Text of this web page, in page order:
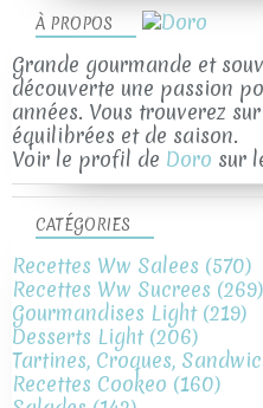
À PROPOS
Grande gourmande et
découverte une passion
années. Vous trouverez
équilibrées et de saison.
Voir le profil de Doro sur
CATÉGORIES
Recettes Ww Salees (570)
Recettes Ww Sucrees (269)
Gourmandises Light(219)
Desserts Light(206)
Tartines, Croques,
Recettes Cookeo (160)